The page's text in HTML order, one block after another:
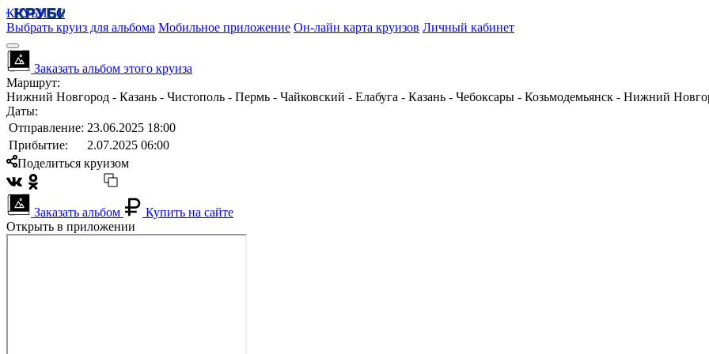
КРУБИСС
Выбрать круиз для альбома Мобильное приложение Он-лайн карта круизов Личный кабинет
Заказать альбом этого круиза
Маршрут:
Нижний Новгород - Казань - Чистополь - Пермь - Чайковский - Елабуга - Казань - Чебоксары - Козьмодемьянск - Нижний
Даты:
Отправление: 23.06.2025 18:00
Прибытие:
2.07.2025 06:00
Поделиться круизом
Заказать альбом
Купить на сайте
Открыть в приложении